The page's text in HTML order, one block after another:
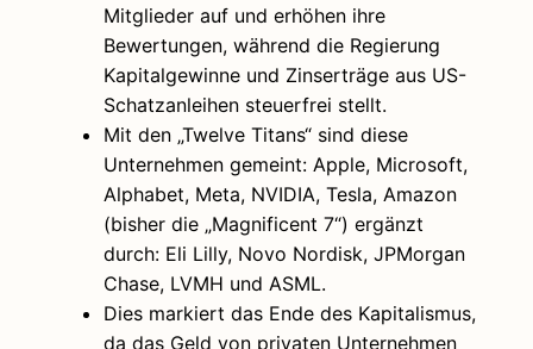
Mitglieder auf und erhöhen ihre
Bewertungen, während die Regierung
Kapitalgewinne und Zinserträge aus US-
Schatzanleihen steuerfrei stellt.
Mit den „Twelve Titans“ sind diese
Unternehmen gemeint: Apple, Microsoft,
Alphabet, Meta, NVIDIA, Tesla, Amazon
(bisher die „Magnificent 7“) ergänzt
durch: Eli Lilly, Novo Nordisk, JPMorgan
Chase, LVMH und ASML.
Dies markiert das Ende des Kapitalismus,
da das Geld von privaten Unternehmen